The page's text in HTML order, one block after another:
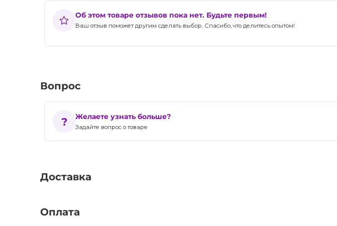
Об этом товаре отзывов пока нет. Будьте первым!
Ваш отзыв поможет другим сделать выбор. Спасибо, что делитесь опытом!
Вопрос
Желаете узнать больше?
Задайте вопрос о товаре
Доставка
Оплата